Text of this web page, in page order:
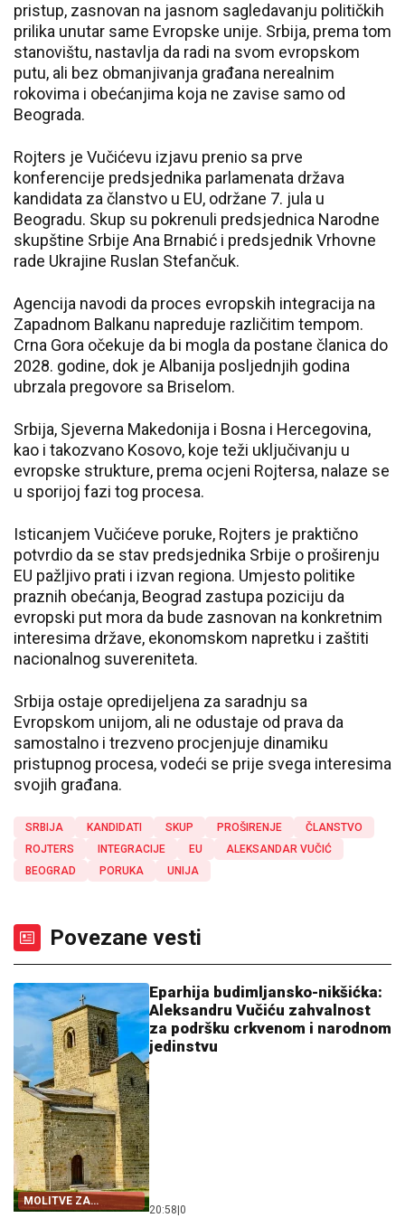
pristup, zasnovan na jasnom sagledavanju političkih
prilika unutar same Evropske unije. Srbija, prema tom
stanovištu, nastavlja da radi na svom evropskom
putu, ali bez obmanjivanja građana nerealnim
rokovima i obećanjima koja ne zavise samo od
Beograda.
Rojters je Vučićevu izjavu prenio sa prve
konferencije predsjednika parlamenata država
kandidata za članstvo u EU, održane 7. jula u
Beogradu. Skup su pokrenuli predsjednica Narodne
skupštine Srbije Ana Brnabić i predsjednik Vrhovne
rade Ukrajine Ruslan Stefančuk.
Agencija navodi da proces evropskih integracija na
Zapadnom Balkanu napreduje različitim tempom.
Crna Gora očekuje da bi mogla da postane članica do
2028. godine, dok je Albanija posljednjih godina
ubrzala pregovore sa Briselom.
Srbija, Sjeverna Makedonija i Bosna i Hercegovina,
kao i takozvano Kosovo, koje teži uključivanju u
evropske strukture, prema ocjeni Rojtersa, nalaze se
u sporijoj fazi tog procesa.
Isticanjem Vučićeve poruke, Rojters je praktično
potvrdio da se stav predsjednika Srbije o proširenju
EU pažljivo prati i izvan regiona. Umjesto politike
praznih obećanja, Beograd zastupa poziciju da
evropski put mora da bude zasnovan na konkretnim
interesima države, ekonomskom napretku i zaštiti
nacionalnog suvereniteta.
Srbija ostaje opredijeljena za saradnju sa
Evropskom unijom, ali ne odustaje od prava da
samostalno i trezveno procjenjuje dinamiku
pristupnog procesa, vodeći se prije svega interesima
svojih građana.
SRBIJA KANDIDATI SKUP PROŠIRENJE
ČLANSTVO
ROJTERS
INTEGRACIJE EU
ALEKSANDAR VUČIĆ
BEOGRAD
PORUKA UNIJA
Povezane vesti
MOLITVE ZA
ZDRAVLJE I USPJEH
Eparhija budimljansko-nikšićka:
Aleksandru Vučiću zahvalnost
za podršku crkvenom i narodnom
jedinstvu
20:58 0